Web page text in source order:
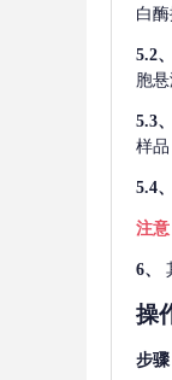
白
5.2、
胞
5.3、
样
5.4、
注意
6、
操
步骤